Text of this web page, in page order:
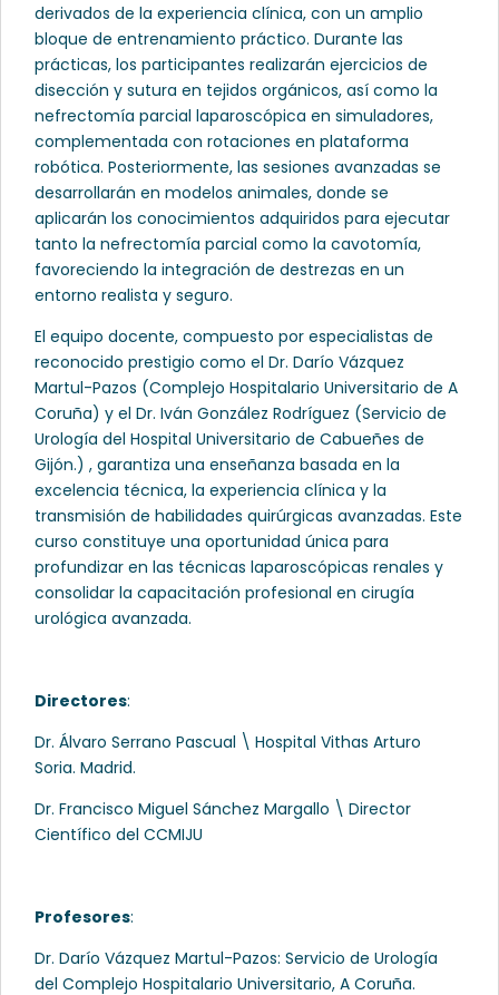
derivados de la experiencia clínica, con un amplio
bloque de entrenamiento práctico. Durante las
prácticas, los participantes realizarán ejercicios de
disección y sutura en tejidos orgánicos, así como la
nefrectomía parcial laparoscópica en simuladores,
complementada con rotaciones en plataforma
robótica. Posteriormente, las sesiones avanzadas se
desarrollarán en modelos animales, donde se
aplicarán los conocimientos adquiridos para ejecutar
tanto la nefrectomía parcial como la cavotomía,
favoreciendo la integración de destrezas en un
entorno realista y seguro.
El equipo docente, compuesto por especialistas de
reconocido prestigio como el Dr. Darío Vázquez
Martul-Pazos (Complejo Hospitalario Universitario de A
Coruña) y el Dr. Iván González Rodríguez (Servicio de
Urología del Hospital Universitario de Cabueñes de
Gijón.) , garantiza una enseñanza basada en la
excelencia técnica, la experiencia clínica y la
transmisión de habilidades quirúrgicas avanzadas. Este
curso constituye una oportunidad única para
profundizar en las técnicas laparoscópicas renales y
consolidar la capacitación profesional en cirugía
urológica avanzada.
Directores:
Dr. Álvaro Serrano Pascual \ Hospital Vithas Arturo
Soria. Madrid.
Dr. Francisco Miguel Sánchez Margallo \ Director
Científico del CCMIJU
Profesores:
Dr. Darío Vázquez Martul-Pazos: Servicio de Urología
del Complejo Hospitalario Universitario, A Coruña.